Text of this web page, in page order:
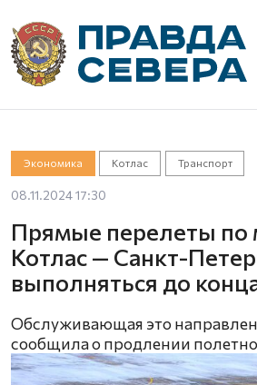
Экономика Котлас Транспорт
08.11.2024 17:30
Прямые перелеты
Котлас — Санкт-
выполняться до
Обслуживающая это
сообщила о продлении